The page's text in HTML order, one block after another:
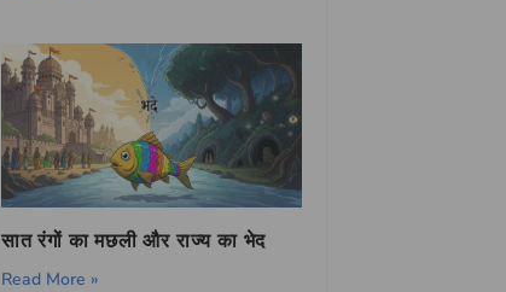
सात रंगों का मछली और राज्य का भेद
Read More »